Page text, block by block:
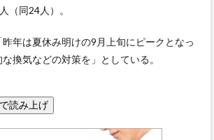
（同24人）。
年は夏休み明けの9月上旬にピークとなっ
換気などの対策を」としている。